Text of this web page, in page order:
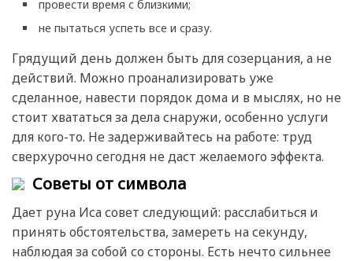
провести время с близкими;
не пытаться успеть все и сразу.
Грядущий день должен быть для созерцания, а не
действий. Можно проанализировать уже
сделанное, навести порядок дома и в мыслях, но не
стоит хвататься за дела снаружи, особенно услуги
для кого-то. Не задерживайтесь на работе: труд
сверхурочно сегодня не даст желаемого эффекта.
Советы от символа
Дает руна Иса совет следующий: расслабиться и
принять обстоятельства, замереть на секунду,
наблюдая за собой со стороны. Есть нечто сильнее